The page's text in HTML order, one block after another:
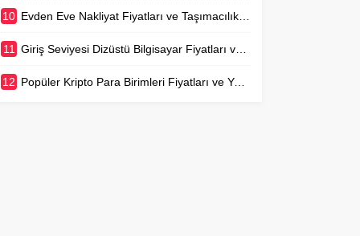
10 Evden Eve Nakliyat Fiyatları ve Taşımacılık Rehberi
11 Giriş Seviyesi Dizüstü Bilgisayar Fiyatları ve Seçim Rehberi
12 Popüler Kripto Para Birimleri Fiyatları ve Yatırım Rehberi